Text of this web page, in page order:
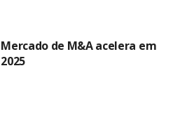
Mercado de M&A acelera em
2025